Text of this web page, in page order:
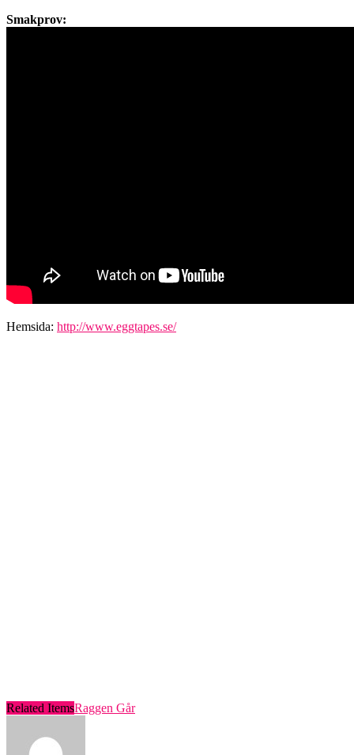
Smakprov:
Hemsida: http://www.eggtapes.se/
Related ItemsRaggen Går